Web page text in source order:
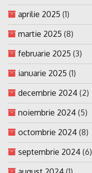
aprilie 2025 (1)
martie 2025 (8)
februarie 2025 (3)
ianuarie 2025 (1)
decembrie 2024 (2)
noiembrie 2024 (5)
octombrie 2024 (8)
septembrie 2024 (6)